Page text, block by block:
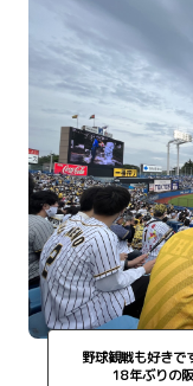
野球観戦も好きで
18年ぶりの